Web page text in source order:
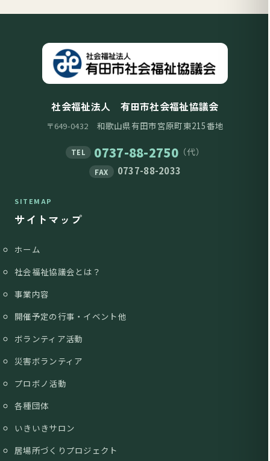
社会福祉法人 有田市社会福祉協議会
〒649-0432 和歌山県有田市宮原町東215番地
TEL 0737-88-2750（代）
FAX 0737-88-2033
SITEMAP
サイトマップ
ホーム
社会福祉協議会とは？
事業内容
開催予定の行事・イベント他
ボランティア活動
災害ボランティア
プロボノ活動
各種団体
いきいきサロン
居場所づくりプロジェクト